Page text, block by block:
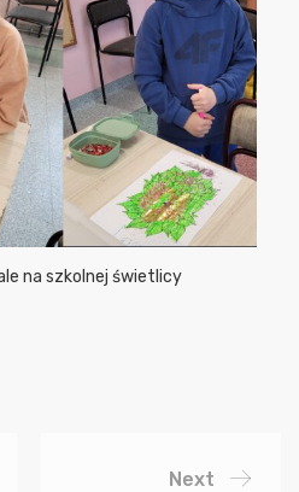
na szkolnej świetlicy
Next